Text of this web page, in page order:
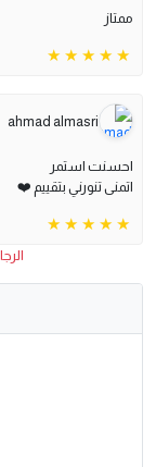
ممتاز
ahmad almasri
احسنت استمر
اتمنى تنورني بتقييم ❤️